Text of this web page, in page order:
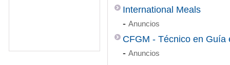
International Meals
- Anuncios
CFGM - Técnico en Guía
- Anuncios